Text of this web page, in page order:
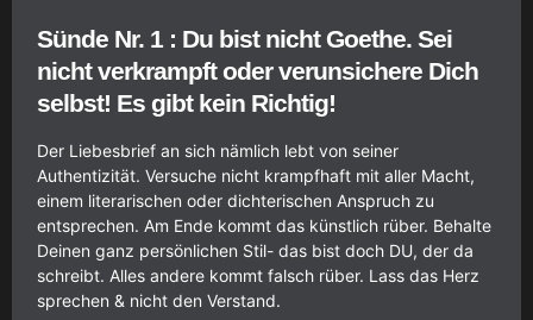
Sünde Nr. 1 : Du bist nicht Goethe. Sei
nicht verkrampft oder verunsichere Dich
selbst! Es gibt kein Richtig!
Der Liebesbrief an sich nämlich lebt von seiner
Authentizität. Versuche nicht krampfhaft mit aller Macht,
einem literarischen oder dichterischen Anspruch zu
entsprechen. Am Ende kommt das künstlich rüber. Behalte
Deinen ganz persönlichen Stil- das bist doch DU, der da
schreibt. Alles andere kommt falsch rüber. Lass das Herz
sprechen & nicht den Verstand.